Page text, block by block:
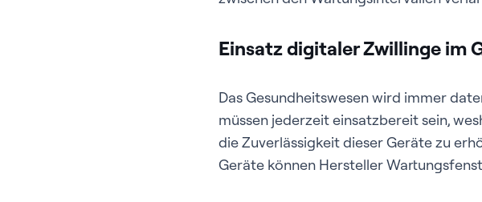
Einsatz digitaler Zwillinge im
Das Gesundheitswesen wird immer
müssen jederzeit einsatzbereit sein,
die Zuverlässigkeit dieser Geräte zu
Geräte können Hersteller